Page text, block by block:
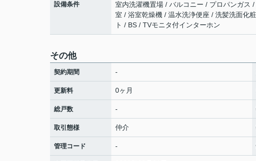
設備条件
室内洗濯機置場 / バルコニー / プロパンガス
室 / 浴室乾燥機 / 温水洗浄便座 / 洗髪洗面化
ト / BS / TVモニタ付インターホン
その他
契約期間 -
更新料 0ヶ月
総戸数 -
取引態様 仲介
管理コード -